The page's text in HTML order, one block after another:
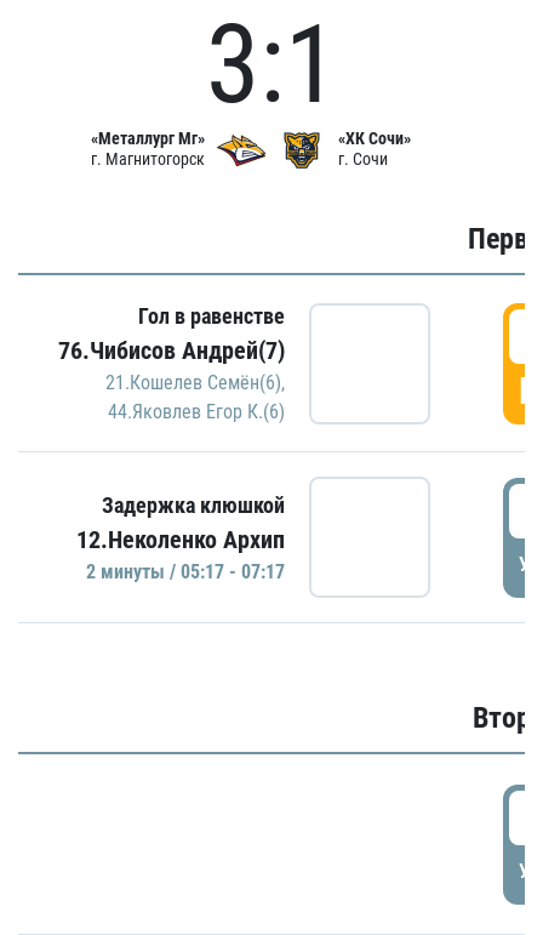
«Металлург Мг»
г. Магнитогорск
3:1
«ХК Сочи»
г. Сочи
Гол в равенстве
76.Чибисов Андрей(7)
21.Кошелев Семён(6),
44.Яковлев Егор К.(6)
Задержка клюшкой
12.Неколенко Архип
2 минуты / 05:17 - 07:17